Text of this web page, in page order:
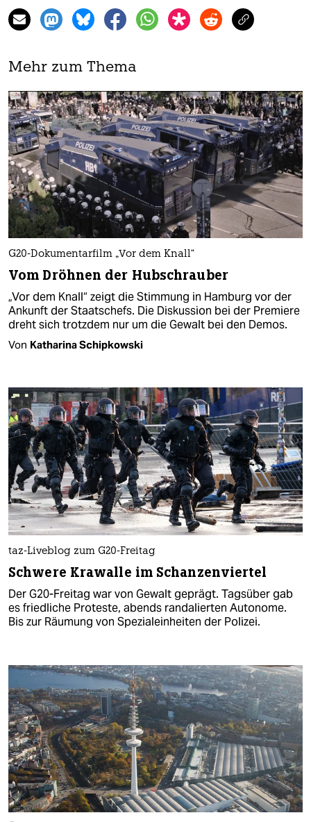
Mehr zum Thema
G20-Dokumentarfilm „Vor dem Knall“
Vom Dröhnen der Hubschrauber
„Vor dem Knall“ zeigt die Stimmung in Hamburg vor der
Ankunft der Staatschefs. Die Diskussion bei der Premiere
dreht sich trotzdem nur um die Gewalt bei den Demos.
Von Katharina Schipkowski
taz-Liveblog zum G20-Freitag
Schwere Krawalle im Schanzenviertel
Der G20-Freitag war von Gewalt geprägt. Tagsüber gab
es friedliche Proteste, abends randalierten Autonome.
Bis zur Räumung von Spezialeinheiten der Polizei.